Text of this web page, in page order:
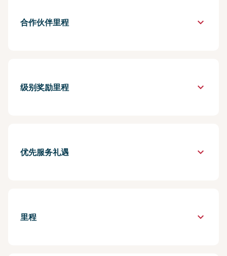
合作伙伴里程 keyboard_arrow_down
级别奖励里程 keyboard_arrow_down
优先服务礼遇 keyboard_arrow_down
里程 keyboard_arrow_down